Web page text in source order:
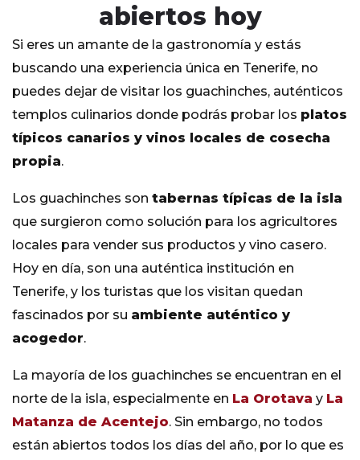
abiertos hoy
Si eres un amante de la gastronomía y estás
buscando una experiencia única en Tenerife, no
puedes dejar de visitar los guachinches, auténticos
templos culinarios donde podrás probar los platos
típicos canarios y vinos locales de cosecha
propia.
Los guachinches son tabernas típicas de la isla
que surgieron como solución para los agricultores
locales para vender sus productos y vino casero.
Hoy en día, son una auténtica institución en
Tenerife, y los turistas que los visitan quedan
fascinados por su ambiente auténtico y
acogedor.
La mayoría de los guachinches se encuentran en el
norte de la isla, especialmente en La Orotava y La
Matanza de Acentejo. Sin embargo, no todos
están abiertos todos los días del año, por lo que es